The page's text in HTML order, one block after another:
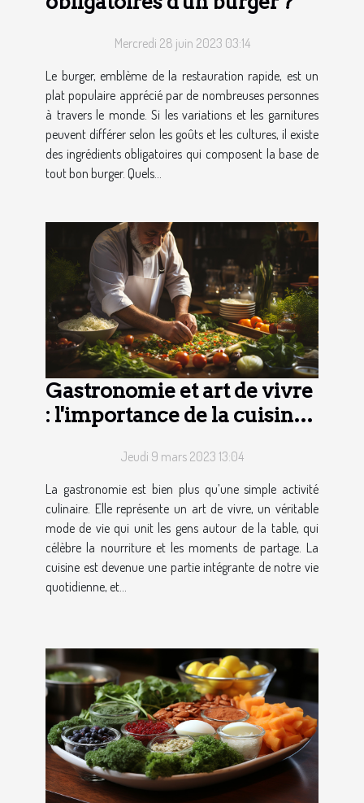
Mercredi 28 juin 2023 03:14
Le burger, emblème de la restauration rapide, est un
plat populaire apprécié par de nombreuses personnes
à travers le monde. Si les variations et les garnitures
peuvent différer selon les goûts et les cultures, il existe
des ingrédients obligatoires qui composent la base de
tout bon burger. Quels...
Gastronomie et art de vivre
: l'importance de la cuisine
Jeudi 9 mars 2023 13:04
La gastronomie est bien plus qu’une simple activité
culinaire. Elle représente un art de vivre, un véritable
mode de vie qui unit les gens autour de la table, qui
célèbre la nourriture et les moments de partage. La
cuisine est devenue une partie intégrante de notre vie
quotidienne, et...